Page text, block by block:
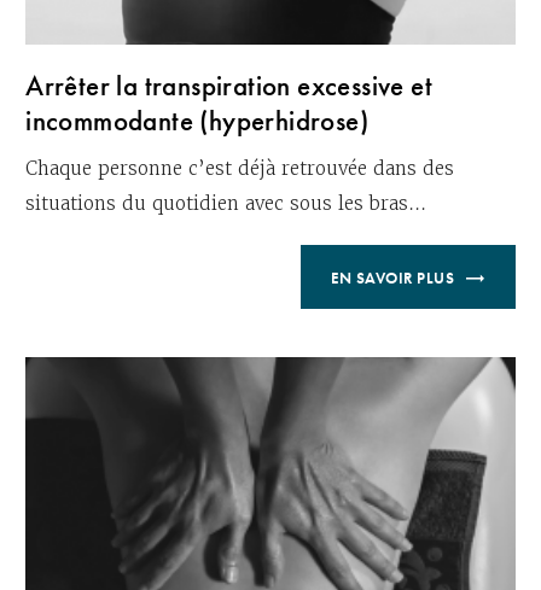
Arrêter la transpiration excessive et
incommodante (hyperhidrose)
Chaque personne c’est déjà retrouvée dans des
situations du quotidien avec sous les bras...
EN SAVOIR PLUS